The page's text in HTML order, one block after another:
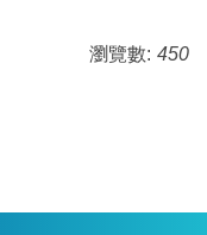
瀏覽數: 450